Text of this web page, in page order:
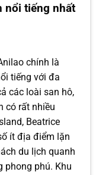
nổi tiếng nhất
chính là
tiếng với đa
các loài san hô,
có rất nhiều
Beatrice
ít địa điểm lặn
du lịch quanh
phong phú. Khu